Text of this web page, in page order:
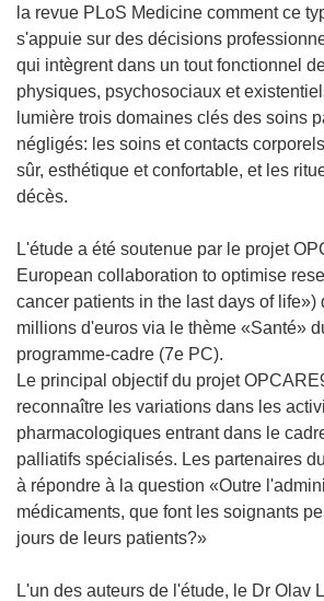
la revue PLoS Medicine comment ce
s'appuie sur des décisions
qui intègrent dans un tout fonctionnel
physiques, psychosociaux et
lumière trois domaines clés des soins
négligés: les soins et contacts
sûr, esthétique et confortable, et les
décès.
L'étude a été soutenue par le projet
European collaboration to optimise
cancer patients in the last days of life»)
millions d'euros via le thème «Santé»
programme-cadre (7e PC).
Le principal objectif du projet
reconnaître les variations dans les
pharmacologiques entrant dans le
palliatifs spécialisés. Les partenaires
à répondre à la question «Outre
médicaments, que font les soignants
jours de leurs patients?»
L'un des auteurs de l'étude, le Dr Olav